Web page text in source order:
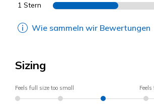
1 Stern
Wie sammeln wir Bewertungen
Sizing
Feels full size too small